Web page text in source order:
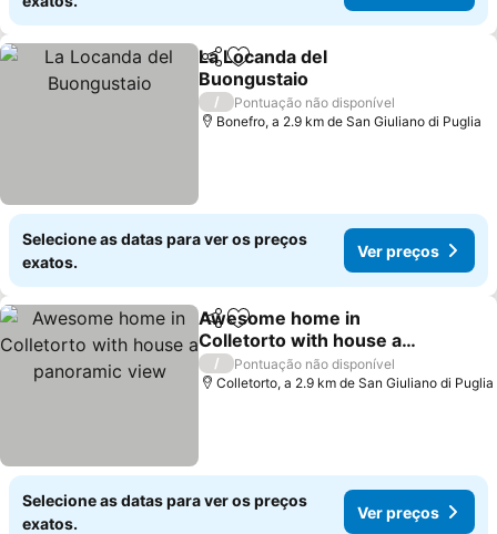
PartilharAdicionar aos favoritos
La Locanda del
Buongustaio
Ver preços
/
Pontuação não disponível
Bonefro, a 2.9 km de San Giuliano di Puglia
Selecione as datas para ver os preços
exatos.
Ver preços
PartilharAdicionar aos favoritos
Awesome home in
Colletorto with house a
panoramic view
Ver preços
/
Pontuação não disponível
Colletorto, a 2.9 km de San Giuliano di Puglia
Selecione as datas para ver os preços
exatos.
Ver preços